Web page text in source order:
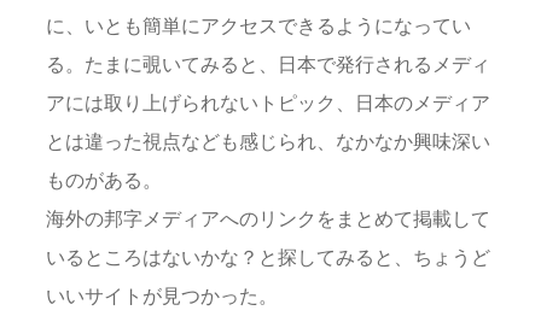
に、いとも簡単にアクセスできるようになってい
る。たまに覗いてみると、日本で発行されるメディ
アには取り上げられないトピック、日本のメディア
とは違った視点なども感じられ、なかなか興味深い
ものがある。
海外の邦字メディアへのリンクをまとめて掲載して
いるところはないかな？と探してみると、ちょうど
いいサイトが見つかった。